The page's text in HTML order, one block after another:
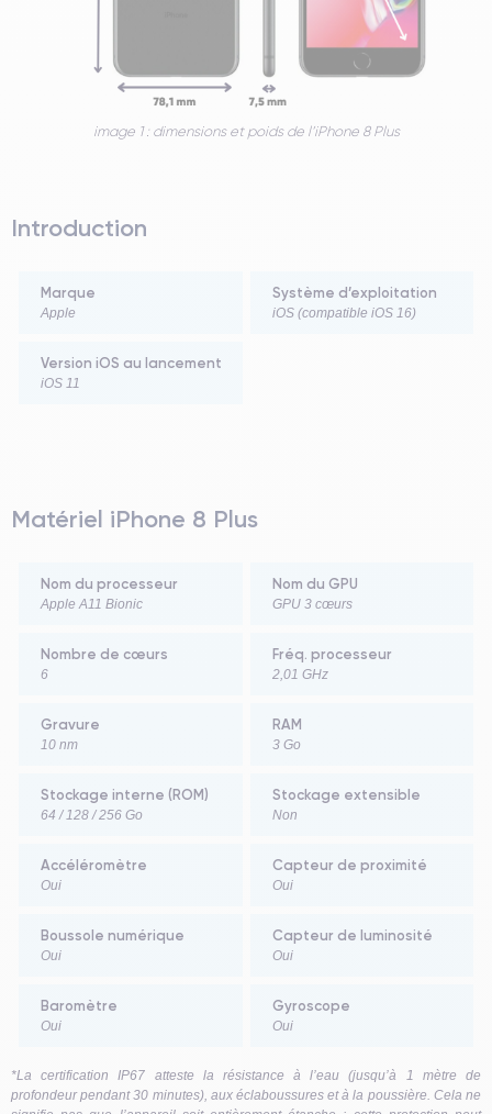
image 1 : dimensions et poids de l’iPhone 8 Plus
Introduction
Marque
Apple
Système d’exploitation
iOS (compatible iOS 16)
Version iOS au lancement
iOS 11
Matériel iPhone 8 Plus
Nom du processeur
Apple A11 Bionic
Nom du GPU
GPU 3 cœurs
Nombre de cœurs
6
Fréq. processeur
2,01 GHz
Gravure
10 nm
RAM
3 Go
Stockage interne (ROM)
64 / 128 / 256 Go
Stockage extensible
Non
Accéléromètre
Oui
Capteur de proximité
Oui
Boussole numérique
Oui
Capteur de luminosité
Oui
Baromètre
Oui
Gyroscope
Oui
*La certification IP67 atteste la résistance à l’eau (jusqu’à 1 mètre de
profondeur pendant 30 minutes), aux éclaboussures et à la poussière. Cela ne